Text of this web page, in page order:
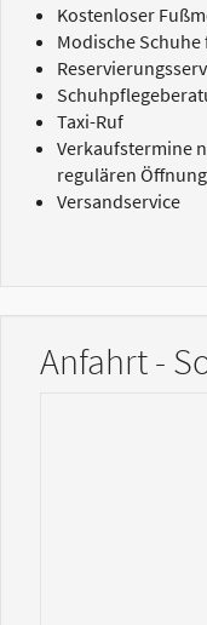
Kostenloser
Modische
Taxi-Ruf
Verkaufstermine
regulären
Versandservice
Anfahrt -